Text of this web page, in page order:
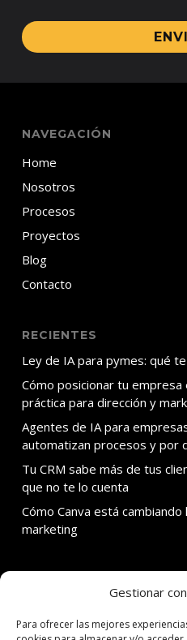
Gestionar
Para ofrecer las mejores
NAVEGACIÓN
Home
Nosotros
Procesos
Proyectos
Blog
Contacto
RECIENTES
Ley de IA para pymes: qué
Cómo posicionar tu
práctica para dirección y
Agentes de IA para
automatizan procesos y por
Tu CRM sabe más de tus
que no te lo cuenta
Cómo Canva está
marketing